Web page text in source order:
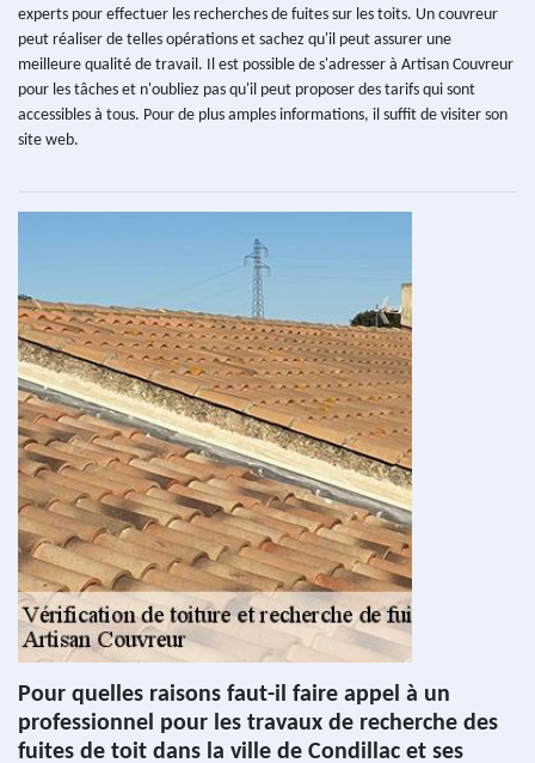
experts pour effectuer les recherches de fuites sur les toits. Un couvreur
peut réaliser de telles opérations et sachez qu'il peut assurer une
meilleure qualité de travail. Il est possible de s'adresser à Artisan Couvreur
pour les tâches et n'oubliez pas qu'il peut proposer des tarifs qui sont
accessibles à tous. Pour de plus amples informations, il suffit de visiter son
site web.
Pour quelles raisons faut-il faire appel à un
professionnel pour les travaux de recherche des
fuites de toit dans la ville de Condillac et ses